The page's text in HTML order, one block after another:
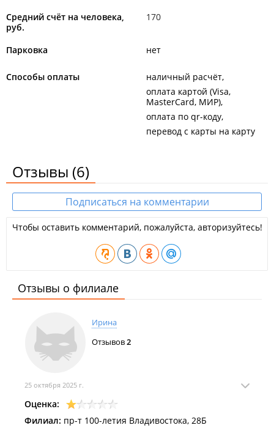
Средний счёт на человека,
руб.
170
Парковка нет
Способы оплаты
наличный расчёт
оплата картой (Visa,
MasterCard, МИР)
оплата по qr-коду
перевод с карты на карту
Отзывы (6)
Подписаться на комментарии
Чтобы оставить комментарий, пожалуйста, авторизуйтесь!
Отзывы о филиале
Ирина
Отзывов2
25 октября 2025 г.
Оценка:
Филиал: пр-т 100-летия Владивостока, 28Б